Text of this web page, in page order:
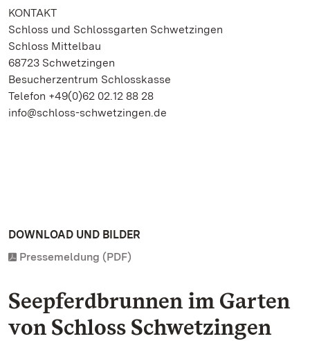
KONTAKT
Schloss und Schlossgarten Schwetzingen
Schloss Mittelbau
68723 Schwetzingen
Besucherzentrum Schlosskasse
Telefon +49(0)62 02.12 88 28
info@schloss-schwetzingen.de
DOWNLOAD UND BILDER
Pressemeldung (PDF)
Seepferdbrunnen im Garten
von Schloss Schwetzingen